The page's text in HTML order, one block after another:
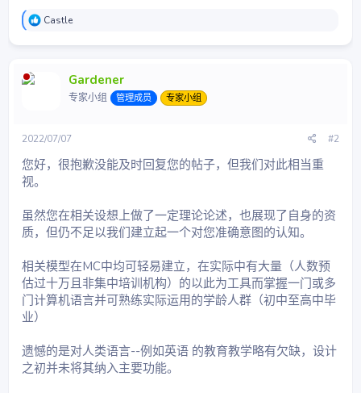
反
：
Castle
Gardener
专家小组 管理成员 专家小组
2022/07/07 #2
您好，很抱歉没能及时回复您的帖子，但我们对此相当重
视。
虽然您在相关设想上做了一定理论论述，也展现了自身的资
质，但仍不足以我们建立起一个对您准确意图的认知。
相关模型在MC中均可轻易建立，在实际中有大量（人数预
估过十万且非集中培训机构）的以此为工具而掌握一门或多
门计算机语言并可熟练实际运用的学龄人群（初中至高中毕
业）
遗憾的是对人类语言--例如英语 的教育教学略有欠缺，设计
之初并未将其纳入主要功能。